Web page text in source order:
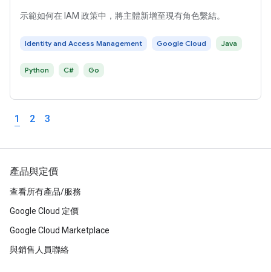
示範如何在 IAM 政策中，將主體新增至現有角色繫結。
Identity and Access Management Google Cloud Java
Python C# Go
1 2 3
產品與定價
查看所有產品/服務
Google Cloud 定價
Google Cloud Marketplace
與銷售人員聯絡